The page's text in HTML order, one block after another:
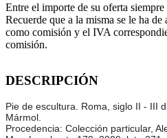
Entre el importe de su oferta siempre
Recuerde que a la misma se le ha
como comisión y el IVA
comisión.
DESCRIPCIÓN
Pie de escultura. Roma, siglo II - III
Mármol.
Procedencia: Colección particular,